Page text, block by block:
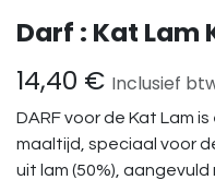
Darf : Kat Lam
14,40 € Inclusief
DARF voor de Kat Lam
maaltijd, speciaal voor
uit lam (50%),